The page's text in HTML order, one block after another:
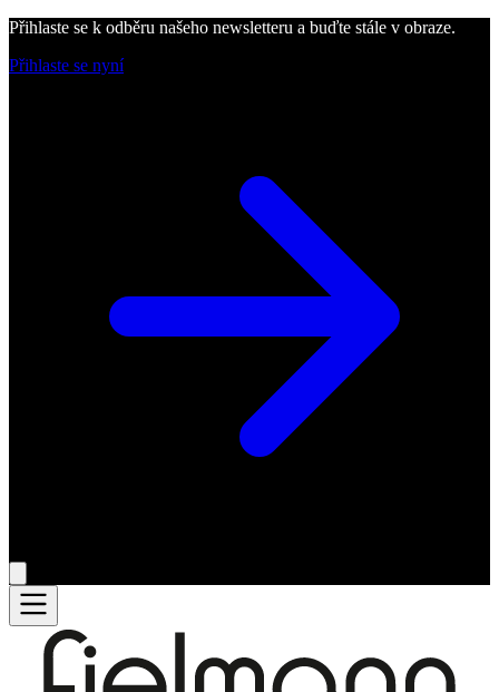
Přihlaste se k odběru našeho newsletteru a buďte stále v obraze.
Přihlaste se nyní